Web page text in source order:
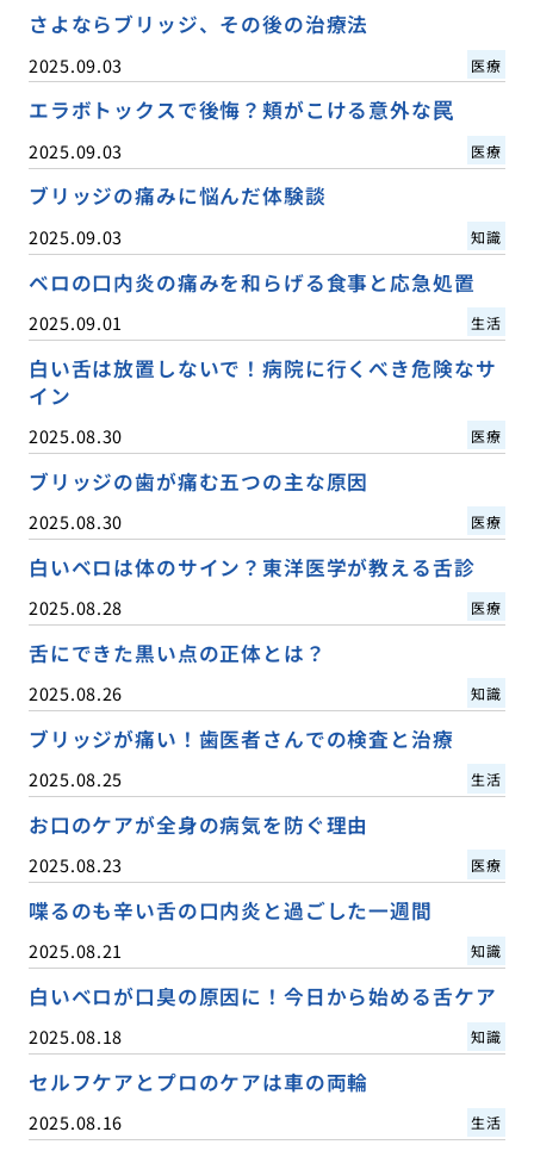
さよならブリッジ、その後の治療法
2025.09.03 医療
エラボトックスで後悔？頬がこける意外な罠
2025.09.03 医療
ブリッジの痛みに悩んだ体験談
2025.09.03 知識
ベロの口内炎の痛みを和らげる食事と応急処置
2025.09.01 生活
白い舌は放置しないで！病院に行くべき危険なサ
イン
2025.08.30 医療
ブリッジの歯が痛む五つの主な原因
2025.08.30 医療
白いベロは体のサイン？東洋医学が教える舌診
2025.08.28 医療
舌にできた黒い点の正体とは？
2025.08.26 知識
ブリッジが痛い！歯医者さんでの検査と治療
2025.08.25 生活
お口のケアが全身の病気を防ぐ理由
2025.08.23 医療
喋るのも辛い舌の口内炎と過ごした一週間
2025.08.21 知識
白いベロが口臭の原因に！今日から始める舌ケア
2025.08.18 知識
セルフケアとプロのケアは車の両輪
2025.08.16 生活